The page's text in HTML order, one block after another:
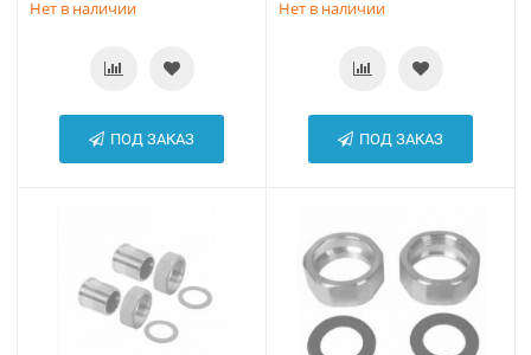
Нет в наличии
ПОД ЗАКАЗ
Нет в наличии
ПОД ЗАКАЗ